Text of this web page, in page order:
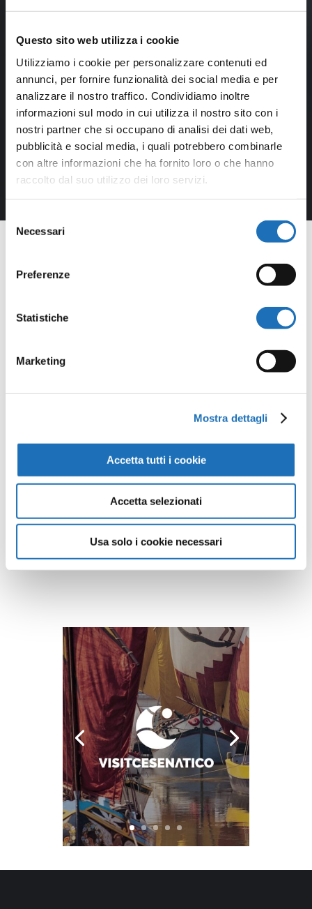
Questo sito web utilizza i cookie
Utilizziamo i cookie per personalizzare contenuti ed
annunci, per fornire funzionalità dei social media e per
analizzare il nostro traffico. Condividiamo inoltre
informazioni sul modo in cui utilizza il nostro sito con i
nostri partner che si occupano di analisi dei dati web,
pubblicità e social media, i quali potrebbero combinarle
con altre informazioni che ha fornito loro o che hanno
raccolto dal suo utilizzo dei loro servizi.
delNecessari
Preferenze
Statistiche
Marketing
Mostra dettagli
Accetta tutti i cookie
Accetta selezionati
Usa solo i cookie necessari
Opere della
Continua a scoprire tutte le
Cesenatico nella Galleria Virtuale:
un viaggio artistico senza confini.
Guarda tutte le opere